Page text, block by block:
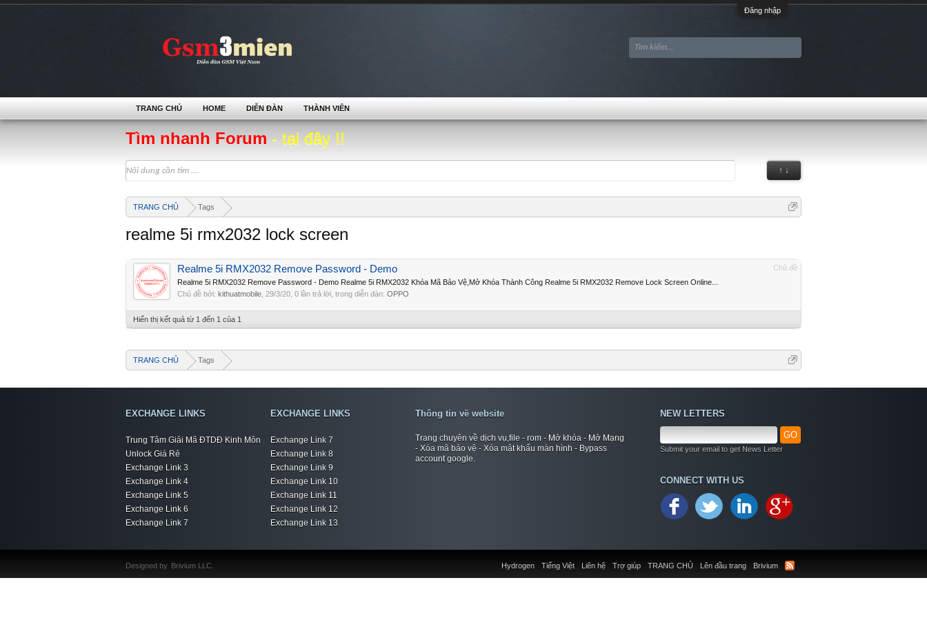
Đăng nhập
Tìm nhanh Forum - tại đây !!
↑ ↓
TRANG CHỦ Tags
realme 5i rmx2032 lock screen
Chủ đề
Realme 5i RMX2032 Remove Password - Demo
Realme 5i RMX2032 Remove Password - Demo Realme 5i RMX2032 Khóa Mã Bảo Vệ,Mở Khóa Thành Công Realme 5i RMX2032 Remove Lock Screen Online...
Chủ đề bởi: kithuatmobile 29/3/20 , 0 lần trả lời, trong diễn đàn: OPPO
Hiển thị kết quả từ 1 đến 1 của 1
TRANG CHỦ Tags
TRANG CHỦ HOME DIỄN ĐÀN THÀNH VIÊN
EXCHANGE LINKS
Trung Tâm Giải Mã ĐTDĐ Kinh Môn
Unlock Giá Rẻ
Exchange Link 3
Exchange Link 4
Exchange Link 5
Exchange Link 6
Exchange Link 7
EXCHANGE LINKS
Exchange Link 7
Exchange Link 8
Exchange Link 9
Exchange Link 10
Exchange Link 11
Exchange Link 12
Exchange Link 13
Thông tin về website
Trang chuyên về dịch vụ,file - rom - Mở khóa - Mở Mạng
- Xóa mã bảo vệ - Xóa mật khẩu màn hình - Bypass
account google.
NEW LETTERS
GO
Submit your email to get News Letter
CONNECT WITH US
Liên hệ Trợ giúp TRANG CHỦ Lên đầu trang Brivium
Hydrogen Tiếng Việt
Designed by Brivium LLC.